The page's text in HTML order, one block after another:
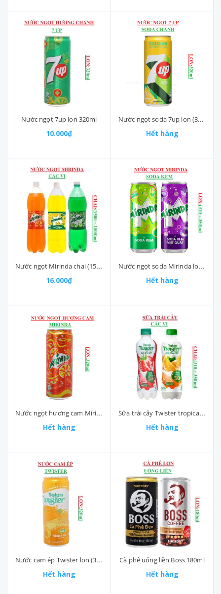
Nước ngọt 7up lon 320ml
10.000₫
Nước ngọt soda 7up lon (310-:-350)ml
Hết hàng
Nước ngọt Mirinda chai (1500-:-1800)ml
16.000₫
Nước ngọt soda Mirinda lon (310-:-350)ml
Hết hàng
Nước ngọt hương cam Mirinda lon (310-:-350)ml
Hết hàng
Sữa trái cây Twister tropicana chai(310-:-350)ml
Hết hàng
Nước cam ép Twister lon (310-:-350)ml
Hết hàng
Cà phê uống liền Boss 180ml
Hết hàng